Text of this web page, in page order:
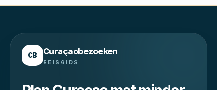
CB Curaçaobezoeken
REISGIDS